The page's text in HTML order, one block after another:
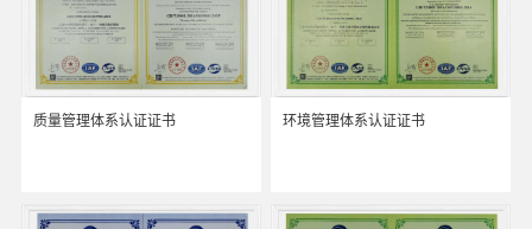
质量管理体系认证证书 环境管理体系认证证书